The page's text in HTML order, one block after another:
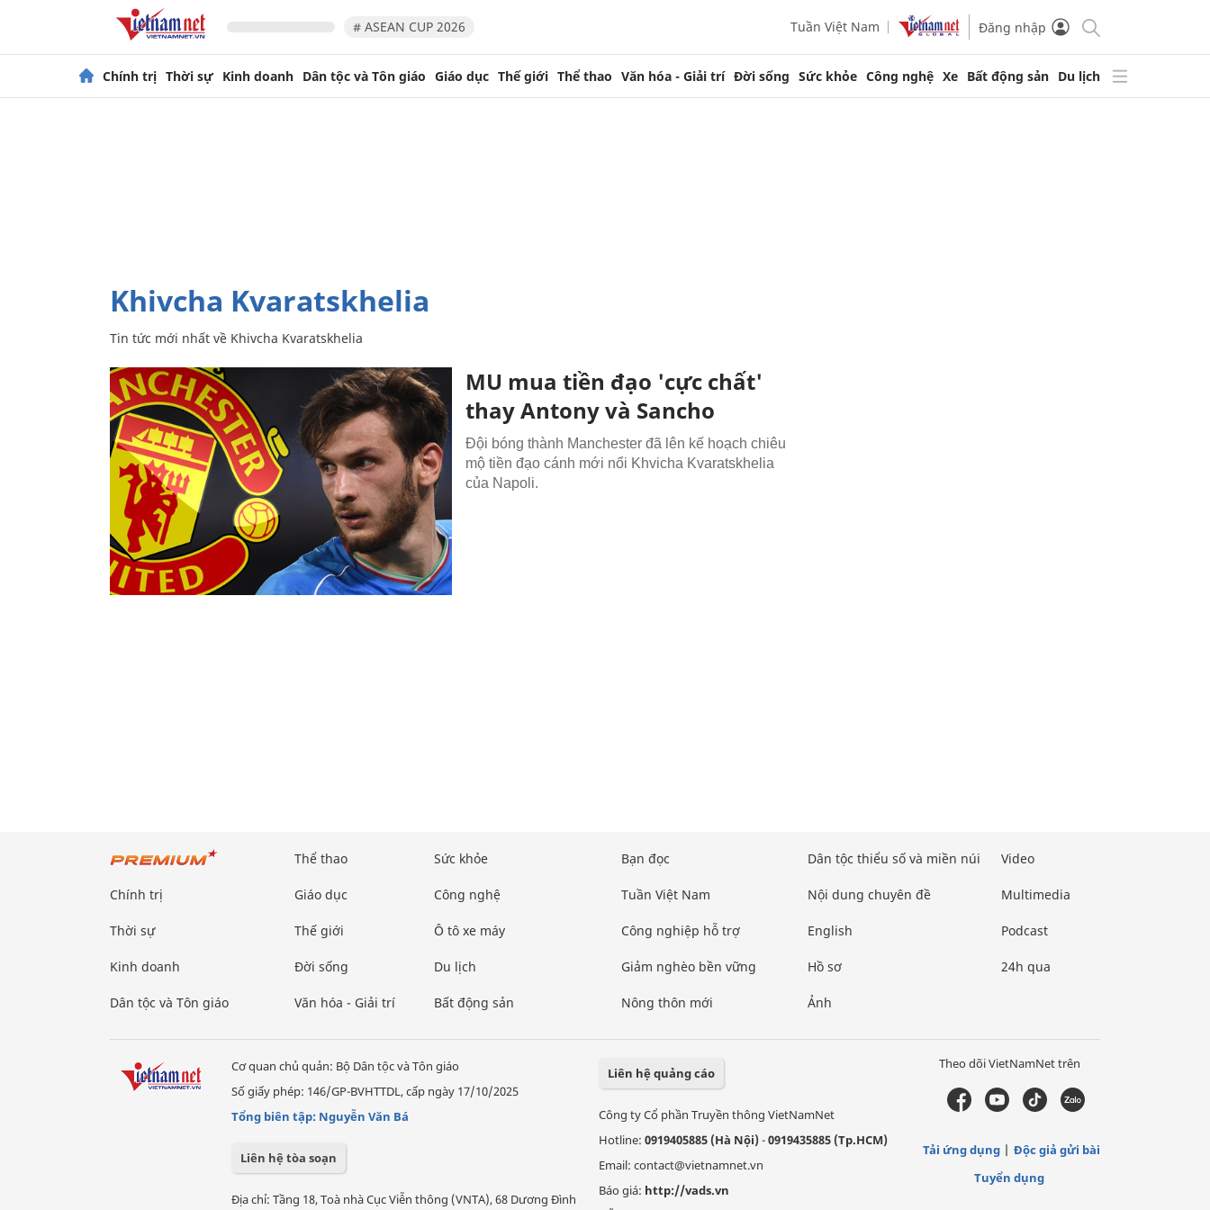
# ASEAN CUP 2026 Tuần Việt Nam Đăng nhập
Chính trị Thời sự Kinh doanh Dân tộc và Tôn giáo Giáo dục Thế giới Thể thao Văn hóa - Giải trí Đời sống Sức khỏe Công nghệ Xe Bất động sản Du lịch
Khivcha Kvaratskhelia
Tin tức mới nhất về Khivcha Kvaratskhelia
MU mua tiền đạo 'cực chất'
thay Antony và Sancho
Đội bóng thành Manchester đã lên kế hoạch chiêu
mộ tiền đạo cánh mới nổi Khvicha Kvaratskhelia
của Napoli.
Chính trị
Thời sự
Kinh doanh
Dân tộc và Tôn giáo
Thể thao
Giáo dục
Thế giới
Đời sống
Văn hóa - Giải trí
Sức khỏe
Công nghệ
Ô tô xe máy
Du lịch
Bất động sản
Bạn đọc
Tuần Việt Nam
Công nghiệp hỗ trợ
Giảm nghèo bền vững
Nông thôn mới
Dân tộc thiểu số và miền núi
Nội dung chuyên đề
English
Hồ sơ
Ảnh
Video
Multimedia
Podcast
24h qua
Cơ quan chủ quản: Bộ Dân tộc và Tôn giáo
Số giấy phép: 146/GP-BVHTTDL, cấp ngày 17/10/2025
Tổng biên tập: Nguyễn Văn Bá
Liên hệ tòa soạn
Địa chỉ: Tầng 18, Toà nhà Cục Viễn thông (VNTA), 68 Dương Đình
Liên hệ quảng cáo
Công ty Cổ phần Truyền thông VietNamNet
Hotline: 0919405885 (Hà Nội)-0919435885 (Tp.HCM)
Email: contact@vietnamnet.vn
Báo giá: http://vads.vn
Theo dõi VietNamNet trên
Tải ứng dụng
Độc giả gửi bài
Tuyển dụng